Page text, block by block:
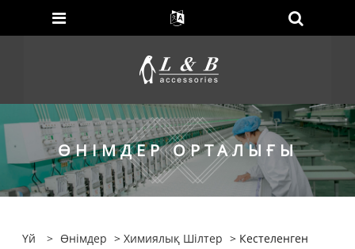
ӨНІМДЕР ОРТАЛЫҒЫ
Үй > Өнімдер >Химиялық Шілтер > Кестеленген